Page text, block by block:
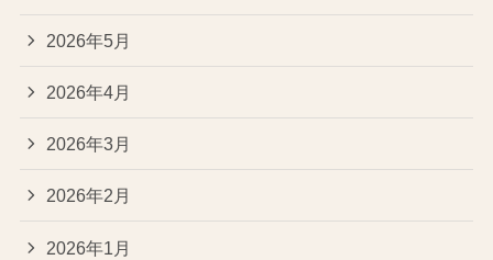
2026年5月
2026年4月
2026年3月
2026年2月
2026年1月